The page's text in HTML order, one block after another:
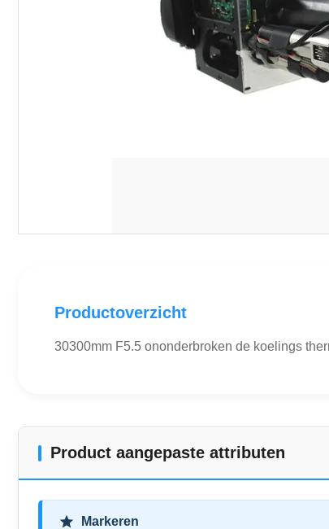
Productoverzicht
30300mm F5.5 ononderbroken de koelings
Product aangepaste attributen
Markeren